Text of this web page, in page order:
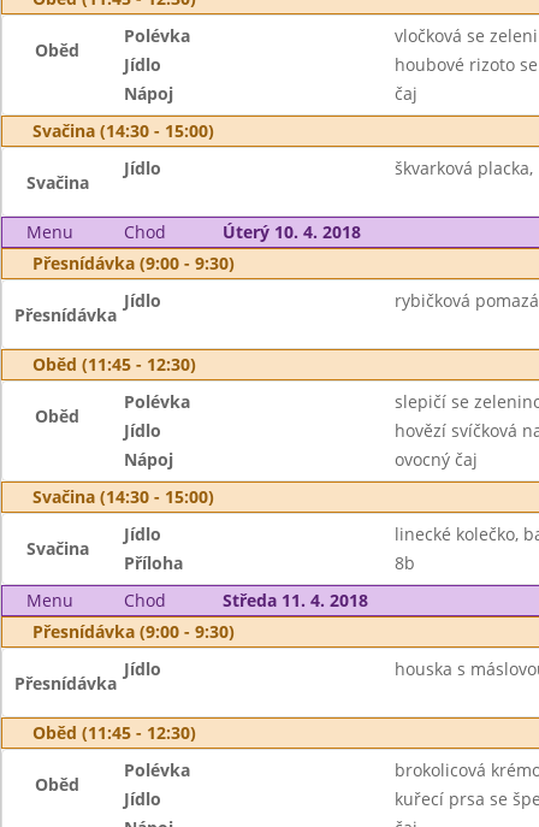
Oběd
Polévka
vločková se
Jídlo
houbové rizoto
Nápoj
čaj
Svačina (14:30 - 15:00)
Svačina
Jídlo škvarková placka,
Menu Chod
Úterý 10. 4. 2018
Přesnídávka (9:00 - 9:30)
Přesnídávka
Jídlo rybičková
Oběd (11:45 - 12:30)
Oběd
Polévka
slepičí se
Jídlo
hovězí svíčková
Nápoj
ovocný čaj
Svačina (14:30 - 15:00)
Svačina
Jídlo
linecké kolečko,
Příloha
8b
Menu
Chod
Středa 11. 4. 2018
Přesnídávka (9:00 - 9:30)
Přesnídávka
Jídlo houska s
Oběd (11:45 - 12:30)
Oběd
Polévka
brokolicová
Jídlo
kuřecí prsa se